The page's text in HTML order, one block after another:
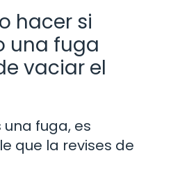
hacer si
una fuga
vaciar el
fuga, es
que la revises de